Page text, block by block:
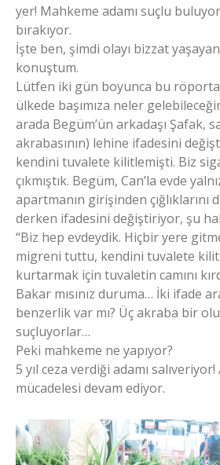
yer! Mahkeme adamı suçlu
bırakıyor.
İşte ben, şimdi olayı bizzat
konuştum.
Lütfen iki gün boyunca bu
ülkede başımıza neler
arada Begüm’ün arkadaşı Şafak,
akrabasının) lehine ifadesini
kendini tuvalete kilitlemişti. Biz
çıkmıştık. Begüm, Can’la evde
apartmanın girişinden çığlıklarını
derken ifadesini değiştiriyor, şu
“Biz hep evdeydik. Hiçbir yere
migreni tuttu, kendini tuvalete
kurtarmak için tuvaletin camını
Bakar mısınız duruma… İki ifade
benzerlik var mı? Üç akraba bir
suçluyorlar…
Peki mahkeme ne yapıyor?
5 yıl ceza verdiği adamı
mücadelesi devam ediyor.